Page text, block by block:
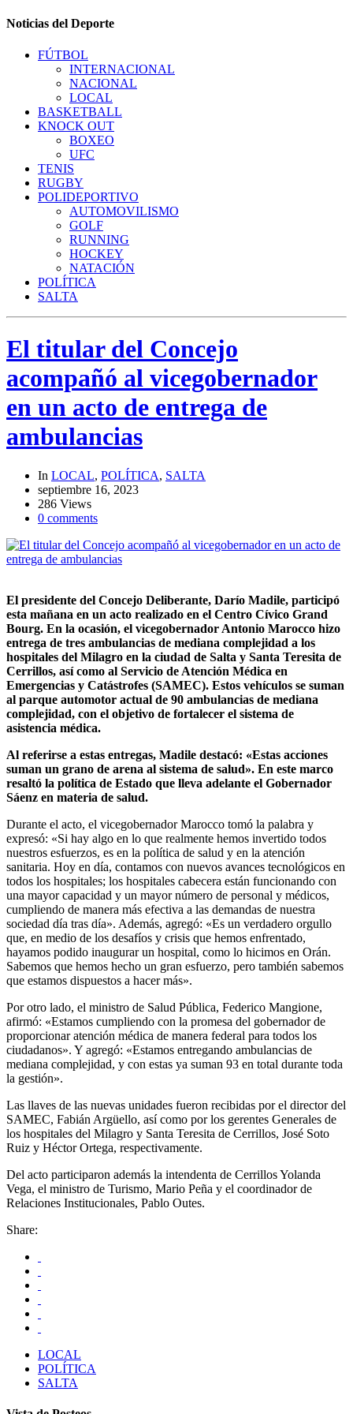
Noticias del Deporte
FÚTBOL
INTERNACIONAL
NACIONAL
LOCAL
BASKETBALL
KNOCK OUT
BOXEO
UFC
TENIS
RUGBY
POLIDEPORTIVO
AUTOMOVILISMO
GOLF
RUNNING
HOCKEY
NATACIÓN
POLÍTICA
SALTA
El titular del Concejo
acompañó al vicegobernador
en un acto de entrega de
ambulancias
In LOCAL, POLÍTICA, SALTA
septiembre 16, 2023
286 Views
0 comments
El presidente del Concejo Deliberante, Darío Madile, participó
esta mañana en un acto realizado en el Centro Cívico Grand
Bourg. En la ocasión, el vicegobernador Antonio Marocco hizo
entrega de tres ambulancias de mediana complejidad a los
hospitales del Milagro en la ciudad de Salta y Santa Teresita de
Cerrillos, así como al Servicio de Atención Médica en
Emergencias y Catástrofes (SAMEC). Estos vehículos se suman
al parque automotor actual de 90 ambulancias de mediana
complejidad, con el objetivo de fortalecer el sistema de
asistencia médica.
Al referirse a estas entregas, Madile destacó: «Estas acciones
suman un grano de arena al sistema de salud». En este marco
resaltó la política de Estado que lleva adelante el Gobernador
Sáenz en materia de salud.
Durante el acto, el vicegobernador Marocco tomó la palabra y
expresó: «Si hay algo en lo que realmente hemos invertido todos
nuestros esfuerzos, es en la política de salud y en la atención
sanitaria. Hoy en día, contamos con nuevos avances tecnológicos en
todos los hospitales; los hospitales cabecera están funcionando con
una mayor capacidad y un mayor número de personal y médicos,
cumpliendo de manera más efectiva a las demandas de nuestra
sociedad día tras día». Además, agregó: «Es un verdadero orgullo
que, en medio de los desafíos y crisis que hemos enfrentado,
hayamos podido inaugurar un hospital, como lo hicimos en Orán.
Sabemos que hemos hecho un gran esfuerzo, pero también sabemos
que estamos dispuestos a hacer más».
Por otro lado, el ministro de Salud Pública, Federico Mangione,
afirmó: «Estamos cumpliendo con la promesa del gobernador de
proporcionar atención médica de manera federal para todos los
ciudadanos». Y agregó: «Estamos entregando ambulancias de
mediana complejidad, y con estas ya suman 93 en total durante toda
la gestión».
Las llaves de las nuevas unidades fueron recibidas por el director del
SAMEC, Fabián Argüello, así como por los gerentes Generales de
los hospitales del Milagro y Santa Teresita de Cerrillos, José Soto
Ruiz y Héctor Ortega, respectivamente.
Del acto participaron además la intendenta de Cerrillos Yolanda
Vega, el ministro de Turismo, Mario Peña y el coordinador de
Relaciones Institucionales, Pablo Outes.
Share:
LOCAL
POLÍTICA
SALTA